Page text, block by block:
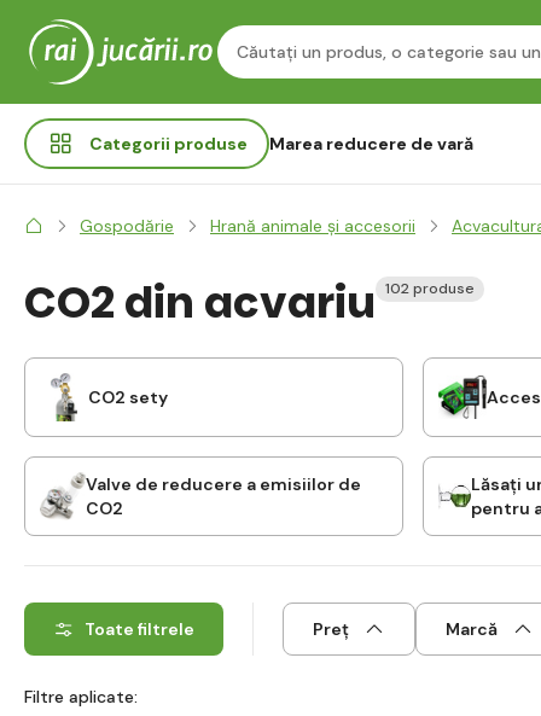
Categorii produse Marea reducere de vară
Gospodărie Hrană animale și accesorii
CO2 din acvariu 102 produse
CO2 sety
Valve de reducere a emisiilor de
CO2
Lăsați
pentru
Toate filtrele Preț Marcă
Filtre aplicate: